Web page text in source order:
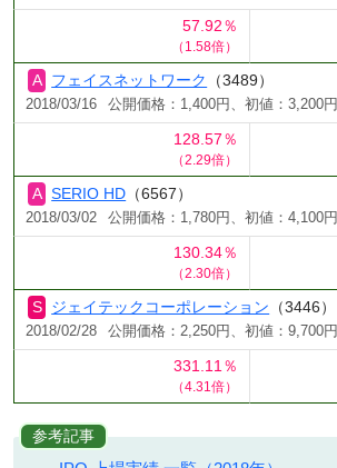
57.92％
（1.58倍）
フェイスネットワーク （3489）
2018/03/16 公開価格：1,400円、初値：3,200円
128.57％
（2.29倍）
SERIO HD （6567）
2018/03/02 公開価格：1,780円、初値：4,100円
130.34％
（2.30倍）
ジェイテックコーポレーション （3446）
2018/02/28 公開価格：2,250円、初値：9,700円
331.11％
（4.31倍）
参考記事